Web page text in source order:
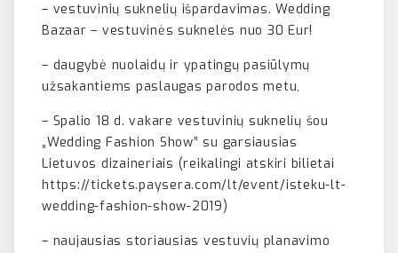
– vestuvinių suknelių išpardavimas. Wedding
Bazaar – vestuvinės suknelės nuo 30 Eur!
– daugybė nuolaidų ir ypatingų pasiūlymų
užsakantiems paslaugas parodos metu,
– Spalio 18 d. vakare vestuvinių suknelių šou
„Wedding Fashion Show” su garsiausias
Lietuvos dizaineriais (reikalingi atskiri bilietai
https://tickets.paysera.com/lt/event/isteku-lt-
wedding-fashion-show-2019)
– naujausias storiausias vestuvių planavimo